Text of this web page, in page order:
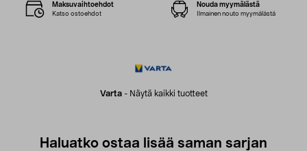
Varta- Näytä kaikki tuotteet
Maksuvaihtoehdot
Katso ostoehdot
Nouda myymälästä
Ilmainen nouto myymälästä
Haluatko ostaa lisää saman sarjan